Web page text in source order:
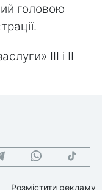
головою
III і II
Розмістити рекламу